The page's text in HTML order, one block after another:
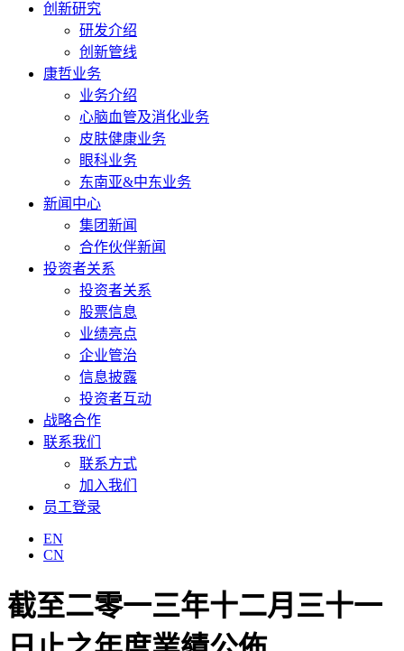
创新研究
研发介绍
创新管线
康哲业务
业务介绍
心脑血管及消化业务
皮肤健康业务
眼科业务
东南亚&中东业务
新闻中心
集团新闻
合作伙伴新闻
投资者关系
投资者关系
股票信息
业绩亮点
企业管治
信息披露
投资者互动
战略合作
联系我们
联系方式
加入我们
员工登录
EN
CN
截至二零一三年十二月三十一